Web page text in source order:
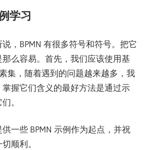
学习
，BPMN 有很多符号和符号。把它
么容易。首先，我们应该使用基
集，随着遇到的问题越来越多，我
握它们含义的最好方法是通过示
。
一些 BPMN 示例作为起点，并祝
顺利。